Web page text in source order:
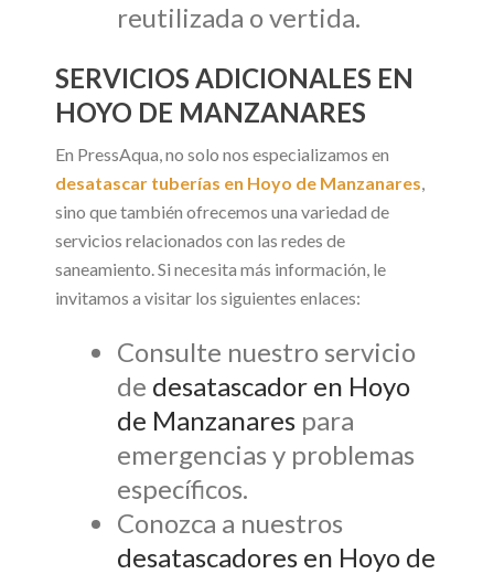
reutilizada o vertida.
SERVICIOS ADICIONALES EN
HOYO DE MANZANARES
En PressAqua, no solo nos especializamos en
desatascar tuberías en Hoyo de Manzanares,
sino que también ofrecemos una variedad de
servicios relacionados con las redes de
saneamiento. Si necesita más información, le
invitamos a visitar los siguientes enlaces:
Consulte nuestro servicio
de desatascador en Hoyo
de Manzanares para
emergencias y problemas
específicos.
Conozca a nuestros
desatascadores en Hoyo de